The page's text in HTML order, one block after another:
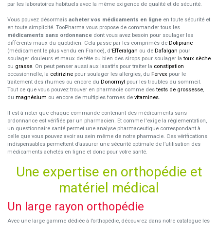
par les laboratoires habituels avec la même exigence de qualité et de sécurité.
Vous pouvez désormais acheter vos médicaments en ligne en toute sécurité et
en toute simplicité. TooPharma vous propose de commander tous les
médicaments sans ordonnance dont vous avez besoin pour soulager les
différents maux du quotidien. Cela passe par les comprimés de Doliprane
(médicament le plus vendu en France), d'Efferalgan ou de Dafalgan pour
soulager douleurs et maux de tête ou bien des sirops pour soulager latoux sèche
ou grasse. On peut penser aussi aux laxatifs pour traiter la constipation
occasionnelle, la cetirizine pour soulager les allergies, du Fervex pour le
traitement des rhumes ou encore du Donormyl pour les troubles du sommeil.
Tout ce que vous pouvez trouver en pharmacie comme destests de grossesse,
du magnésium ou encore de multiples formes de vitamines.
Il est à noter que chaque commande contenant des médicaments sans
ordonnance est vérifiée par un pharmacien. Et comme l'exige la réglementation,
un questionnaire santé permet une analyse pharmaceutique correspondant à
celle que vous pouvez avoir au sein même de notre pharmacie. Ces vérifications
indispensables permettent d’assurer une sécurité optimale de l’utilisation des
médicaments achetés en ligne et donc pour votre santé.
Une expertise en orthopédie et
matériel médical
Un large rayon orthopédie
Avec une large gamme dédiée à l’orthopédie, découvrez dans notre catalogue les